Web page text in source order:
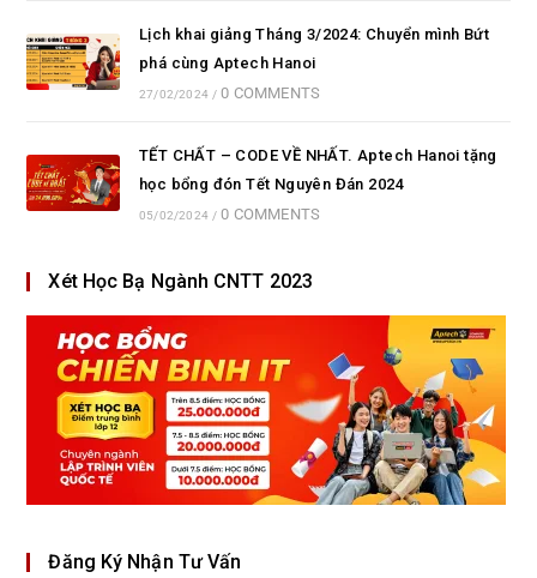
Lịch khai giảng Tháng 3/2024: Chuyển mình Bứt
phá cùng Aptech Hanoi
27/02/2024 / 0 COMMENTS
TẾT CHẤT – CODE VỀ NHẤT. Aptech Hanoi tặng
học bổng đón Tết Nguyên Đán 2024
05/02/2024 / 0 COMMENTS
Xét Học Bạ Ngành CNTT 2023
Đăng Ký Nhận Tư Vấn